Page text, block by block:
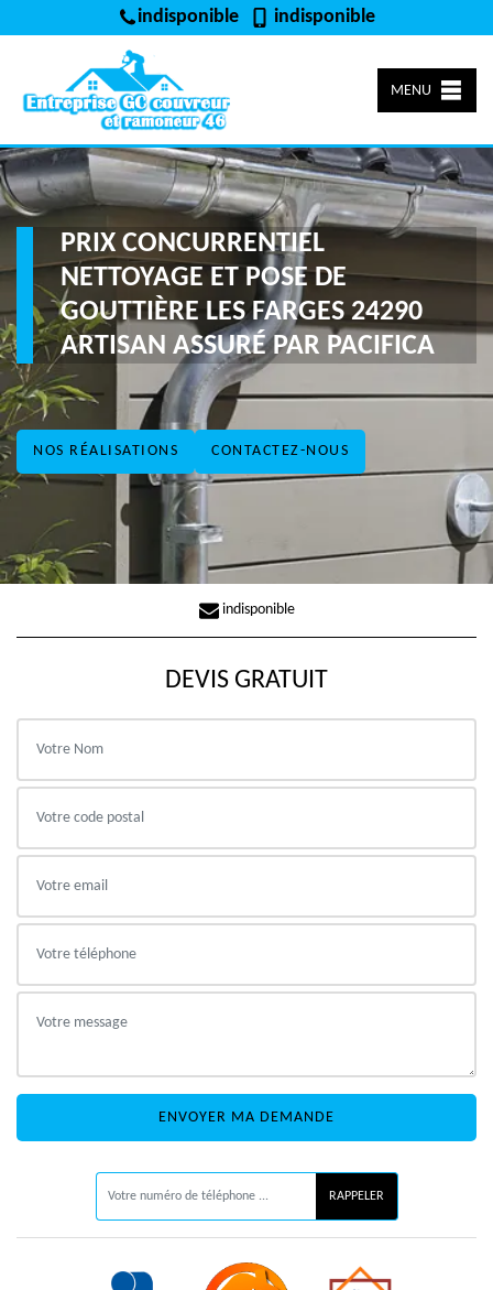
indisponible indisponible
MENU
NOS RÉALISATIONS CONTACTEZ-NOUS
PRIX CONCURRENTIEL
NETTOYAGE ET POSE DE
GOUTTIÈRE LES FARGES 24290
ARTISAN ASSURÉ PAR PACIFICA
indisponible
DEVIS GRATUIT